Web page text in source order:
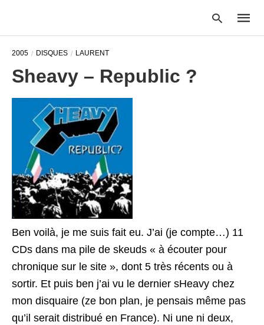
2005 DISQUES LAURENT
Sheavy – Republic ?
Ben voilà, je me suis fait eu. J’ai (je compte…) 11
CDs dans ma pile de skeuds « à écouter pour
chronique sur le site », dont 5 très récents ou à
sortir. Et puis ben j’ai vu le dernier sHeavy chez
mon disquaire (ze bon plan, je pensais même pas
qu’il serait distribué en France). Ni une ni deux,